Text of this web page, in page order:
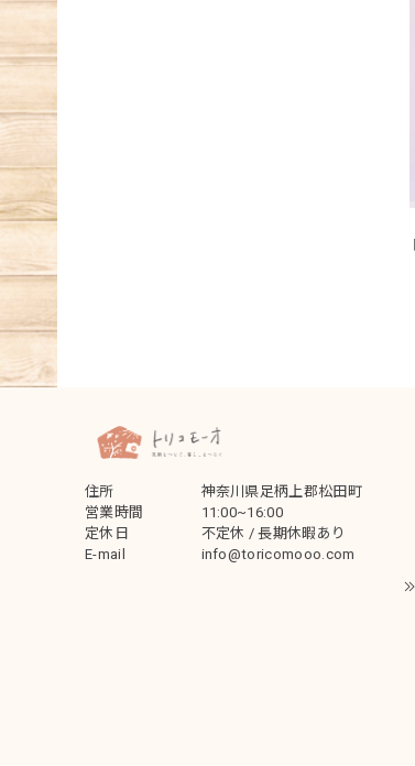
住所
神奈川県足柄上郡松田町
営業時間
11:00~16:00
定休日
不定休 / 長期休暇あり
E-mail
info@toricomooo.com